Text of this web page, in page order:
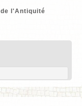
l'Antiquité